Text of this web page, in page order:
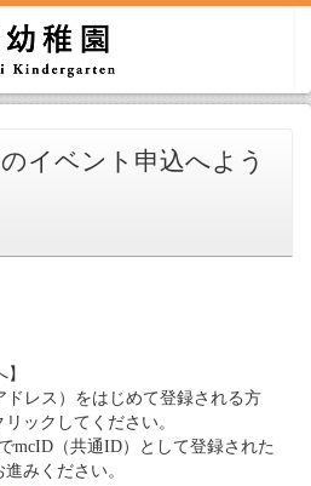
イベント申込へよう
ドレス）をはじめて登録される方
ックしてください。
mcID（共通ID）として登録された
みください。